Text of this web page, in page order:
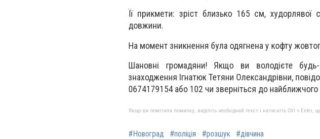
Її прикмети: зріст близько 165 см, худорлявої
довжини.
На момент зникнення була одягнена у кофту
Шановні громадяни! Якщо ви володієте
знаходження Ігнатюк Тетяни Олександрівни,
0674179154 або 102 чи зверніться до найближчого
Якщо ви помітили помилку, виділіть необхідний текст і натисніть Ctrl + Enter,
#Новоград #поліція #розшук #дівчина